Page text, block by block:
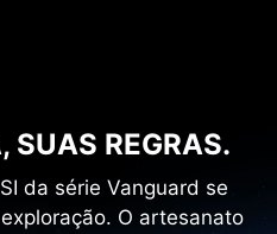
SUAS REGRAS.
da série Vanguard se
O artesanato